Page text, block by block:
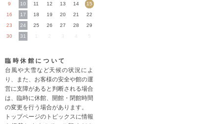
9
10 11 12 13 14
15
16
17 18 19 20 21
22
23
24 25 26 27 28
29
30
31 3 4 5
臨時休館について
台風や大雪など天候の状況によ
り、また、お客様の安全や館の運
営に支障があると判断される場合
は、臨時に休館、開館・閉館時間
の変更を行う場合があります。
トップページのトピックスに情報